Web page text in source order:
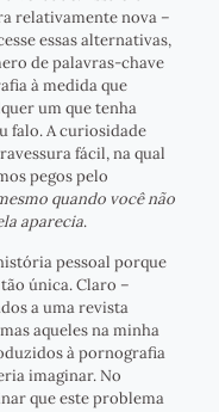
relativamente nova –
essas alternativas,
de palavras-chave
à medida que
um que tenha
falo. A curiosidade
fácil, na qual
pegos pelo
quando você não
aparecia.
pessoal porque
única. Claro –
a uma revista
aqueles na minha
à pornografia
imaginar. No
que este problema